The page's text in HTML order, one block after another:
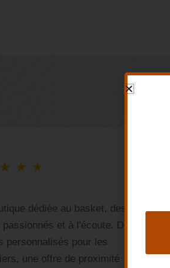
★ ★ ★
dédiée au basket, des
et à l'écoute. Des
personnalisés pour les
une offre de proximité